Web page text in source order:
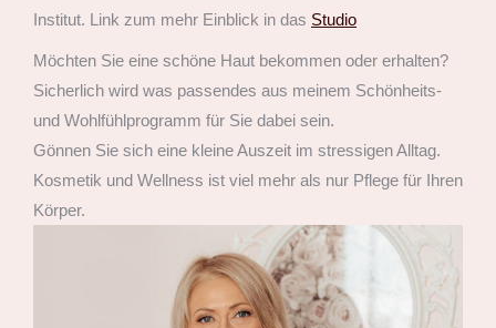
Institut. Link zum mehr Einblick in das Studio
Möchten Sie eine schöne Haut bekommen oder erhalten?
Sicherlich wird was passendes aus meinem Schönheits-
und Wohlfühlprogramm für Sie dabei sein.
Gönnen Sie sich eine kleine Auszeit im stressigen Alltag.
Kosmetik und Wellness ist viel mehr als nur Pflege für Ihren
Körper.